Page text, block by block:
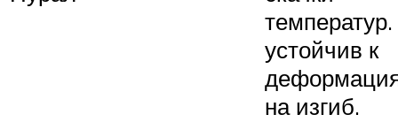
устойчив к
на изгиб.